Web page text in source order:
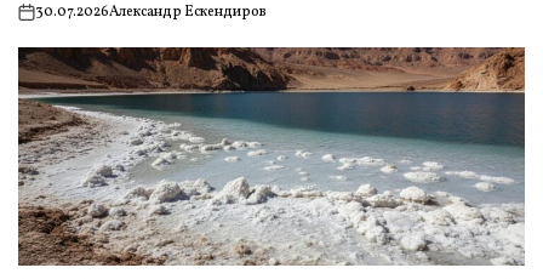
on30.07.2026Александр Ескендиров